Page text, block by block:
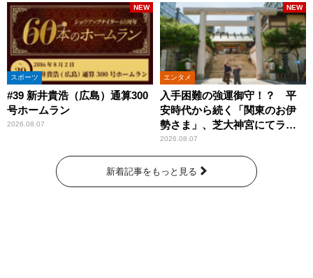
スポーツ
#39 新井貴浩（広島）通算300
号ホームラン
2026.08.07
NEW
エンタメ
入手困難の強運御守！？ 平
安時代から続く「関東のお伊
勢さま」、芝大神宮にてラン
パンプスが合格祈願！
2026.08.07
NEW
新着記事をもっと見る